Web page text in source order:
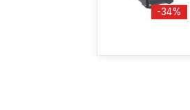
-34%